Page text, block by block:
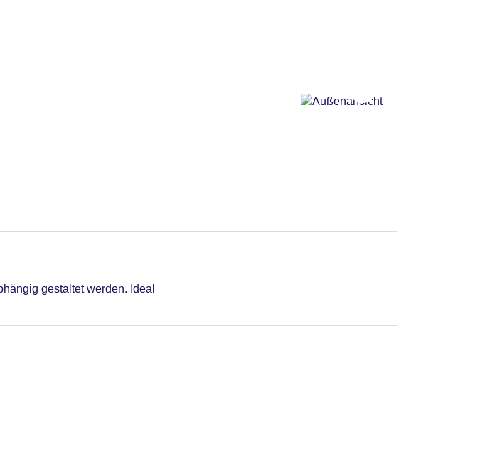
ohne Gebühr
Liegestühle: ohne Gebühr, Sonnenschirme: ohne
Diners
gestaltet werden. Ideal